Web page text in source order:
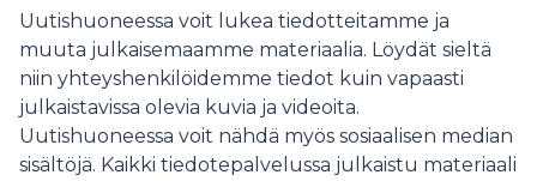
Työnvälitystilastosta.
Uutishuoneessa voit lukea tiedotteitamme ja
muuta julkaisemaamme materiaalia. Löydät sieltä
niin yhteyshenkilöidemme tiedot kuin vapaasti
julkaistavissa olevia kuvia ja videoita.
Uutishuoneessa voit nähdä myös sosiaalisen median
sisältöjä. Kaikki tiedotepalvelussa julkaistu materiaali